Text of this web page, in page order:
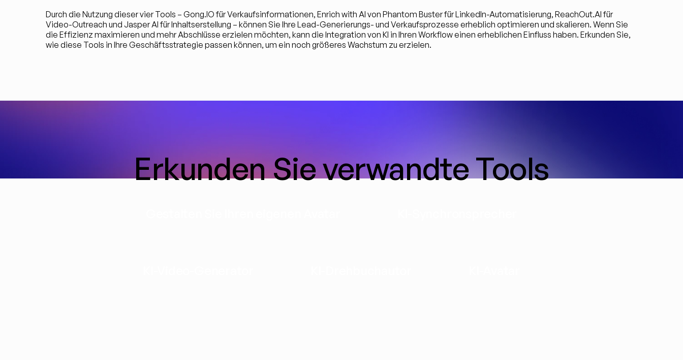
Durch die Nutzung dieser vier Tools – Gong.IO für Verkaufsinformationen, Enrich with AI von Phantom Buster für LinkedIn-Automatisierung, ReachOut.AI für
Video-Outreach und Jasper AI für Inhaltserstellung – können Sie Ihre Lead-Generierungs- und Verkaufsprozesse erheblich optimieren und skalieren. Wenn Sie
die Effizienz maximieren und mehr Abschlüsse erzielen möchten, kann die Integration von KI in Ihren Workflow einen erheblichen Einfluss haben. Erkunden Sie,
wie diese Tools in Ihre Geschäftsstrategie passen können, um ein noch größeres Wachstum zu erzielen.
Erkunden Sie verwandte Tools